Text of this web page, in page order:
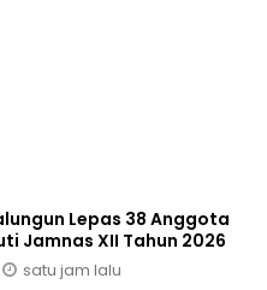
Lepas 38 Anggota
Jamnas XII Tahun 2026
satu jam lalu